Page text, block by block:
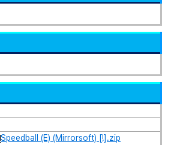
Speedball (E) (Mirrorsoft) [!].zip